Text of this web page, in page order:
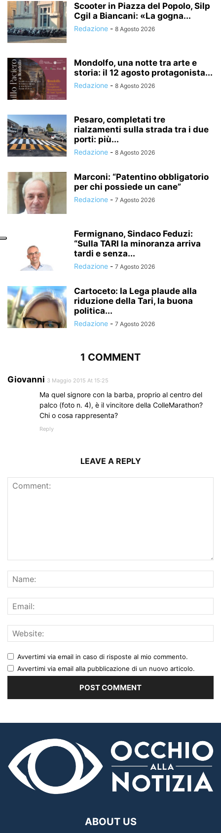
Scooter in Piazza del Popolo, Silp
Cgil a Biancani: «La gogna...
Redazione - 8 Agosto 2026
Mondolfo, una notte tra arte e
storia: il 12 agosto protagonista...
Redazione - 8 Agosto 2026
Pesaro, completati tre
rialzamenti sulla strada tra i due
porti: più...
Redazione - 8 Agosto 2026
Marconi: “Patentino obbligatorio
per chi possiede un cane”
Redazione - 7 Agosto 2026
Fermignano, Sindaco Feduzi:
“Sulla TARI la minoranza arriva
tardi e senza...
Redazione - 7 Agosto 2026
Cartoceto: la Lega plaude alla
riduzione della Tari, la buona
politica...
Redazione - 7 Agosto 2026
1 COMMENT
Giovanni 3 Maggio 2015 At 15:25
Ma quel signore con la barba, proprio al centro del
palco (foto n. 4), è il vincitore della ColleMarathon?
Chi o cosa rappresenta?
Reply
LEAVE A REPLY
Avvertimi via email in caso di risposte al mio commento.
Avvertimi via email alla pubblicazione di un nuovo articolo.
ABOUT US